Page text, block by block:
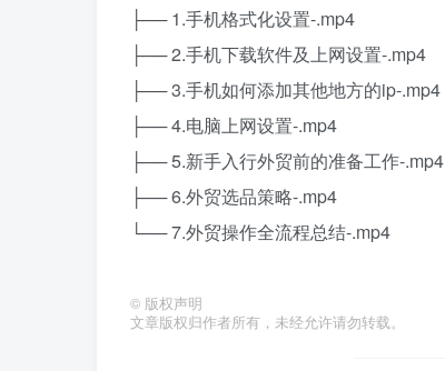
├── 1.手机格式化设置-.mp4
├── 2.手机下载软件及上网设置-.mp4
├── 3.手机如何添加其他地方的ip-.mp4
├── 4.电脑上网设置-.mp4
├── 5.新手入行外贸前的准备工作-.mp4
├── 6.外贸选品策略-.mp4
└── 7.外贸操作全流程总结-.mp4
© 版权声明
文章版权归作者所有，未经允许请勿转载。